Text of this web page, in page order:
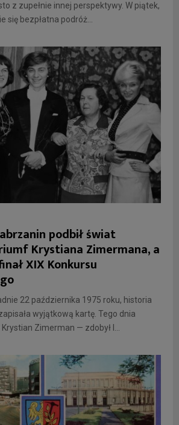
z zupełnie innej perspektywy. W piątek,
się bezpłatna podróż...
podbił świat
Krystiana Zimermana, a
XIX Konkursu
22 października 1975 roku, historia
wyjątkową kartę. Tego dnia
Zimerman — zdobył I...